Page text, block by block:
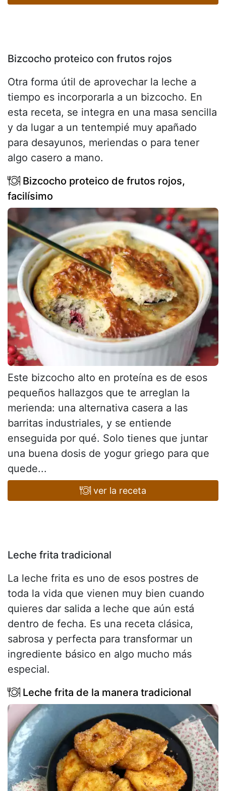
Bizcocho proteico con frutos rojos
Otra forma útil de aprovechar la leche a
tiempo es incorporarla a un bizcocho. En
esta receta, se integra en una masa sencilla
y da lugar a un tentempié muy apañado
para desayunos, meriendas o para tener
algo casero a mano.
Bizcocho proteico de frutos rojos,
facilísimo
Este bizcocho alto en proteína es de esos
pequeños hallazgos que te arreglan la
merienda: una alternativa casera a las
barritas industriales, y se entiende
enseguida por qué. Solo tienes que juntar
una buena dosis de yogur griego para que
quede...
ver la receta
Leche frita tradicional
La leche frita es uno de esos postres de
toda la vida que vienen muy bien cuando
quieres dar salida a leche que aún está
dentro de fecha. Es una receta clásica,
sabrosa y perfecta para transformar un
ingrediente básico en algo mucho más
especial.
Leche frita de la manera tradicional